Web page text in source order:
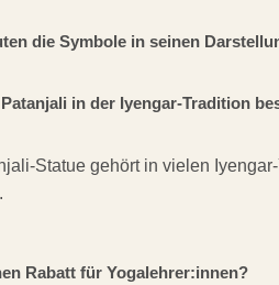
die Symbole in seinen
in der Iyengar-Tradition
Statue gehört in vielen